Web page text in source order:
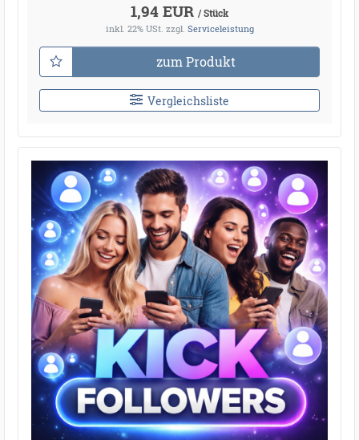
1,94 EUR / Stück
inkl. 22% USt. zzgl. Serviceleistung
zum Produkt
Vergleichsliste